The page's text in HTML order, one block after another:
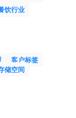
饮行业
客户标签
储空间